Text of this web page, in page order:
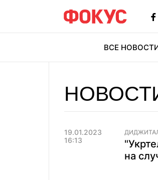
ВСЕ
19.01.2023
16:13
на